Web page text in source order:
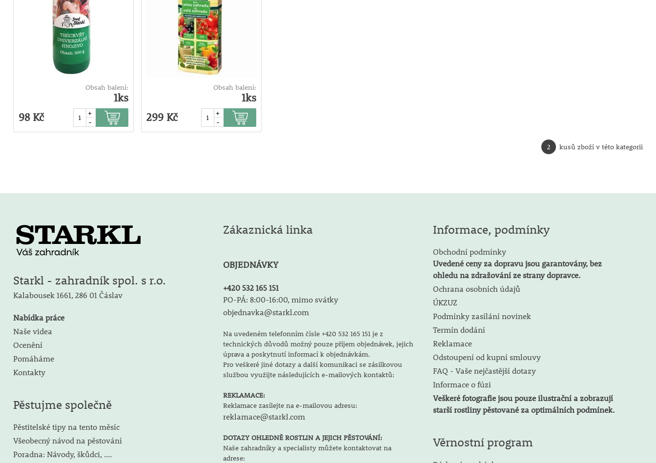
Obsah balení:
1ks
98 Kč
+
-
Obsah balení:
1ks
299 Kč
+
-
2 kusů zboží v této kategorii
Starkl - zahradník spol. s r.o.
Kalabousek 1661, 286 01 Čáslav
Nabídka práce
Naše videa
Ocenění
Pomáháme
Kontakty
Pěstujme společně
Pěstitelské tipy na tento měsíc
Všeobecný návod na pěstování
Poradna: Návody, škůdci, ....
Zákaznická linka
OBJEDNÁVKY
+420 532 165 151
PO-PÁ: 8:00-16:00, mimo svátky
objednavka@starkl.com
Na uvedeném telefonním čísle +420 532 165 151 je z
technických důvodů možný pouze příjem objednávek, jejich
úprava a poskytnutí informací k objednávkám.
Pro veškeré jiné dotazy a další komunikaci se zásilkovou
službou využijte následujících e-mailových kontaktů:
REKLAMACE:
Reklamace zasílejte na e-mailovou adresu:
reklamace@starkl.com
DOTAZY OHLEDNĚ ROSTLIN A JEJICH PĚSTOVÁNÍ:
Naše zahradníky a specialisty můžete kontaktovat na
adrese:
Informace, podmínky
Obchodní podmínky
Uvedené ceny za dopravu jsou garantovány, bez
ohledu na zdražování ze strany dopravce.
Ochrana osobních údajů
ÚKZUZ
Podmínky zasílání novinek
Termín dodání
Reklamace
Odstoupení od kupní smlouvy
FAQ - Vaše nejčastější dotazy
Informace o fúzi
Veškeré fotografie jsou pouze ilustrační a zobrazují
starší rostliny pěstované za optimálních podmínek.
Věrnostní program